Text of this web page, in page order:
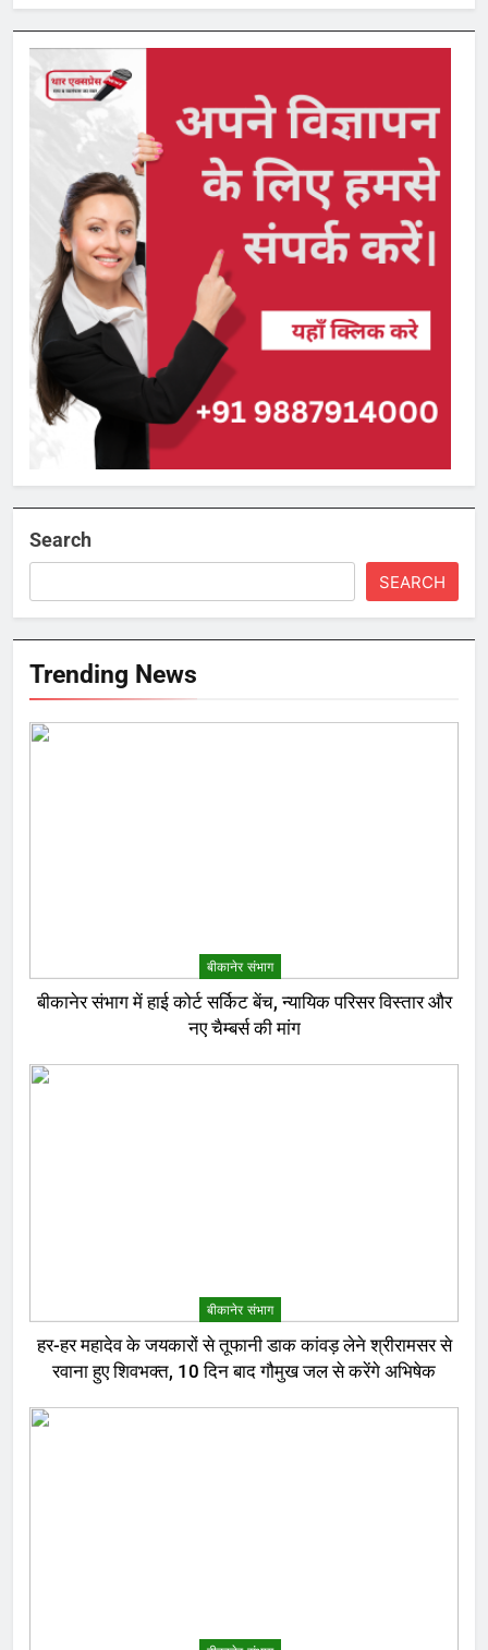
Search
SEARCH
Trending News
बीकानेर संभाग
बीकानेर संभाग में हाई कोर्ट सर्किट बेंच, न्यायिक परिसर विस्तार और
नए चैम्बर्स की मांग
बीकानेर संभाग
हर-हर महादेव के जयकारों से तूफानी डाक कांवड़ लेने श्रीरामसर से
रवाना हुए शिवभक्त, 10 दिन बाद गौमुख जल से करेंगे अभिषेक